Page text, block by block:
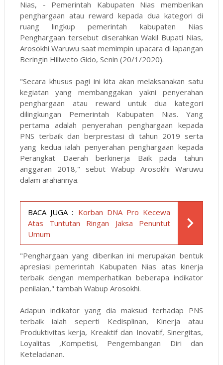
Nias, - Pemerintah Kabupaten Nias memberikan
penghargaan atau reward kepada dua kategori di
ruang lingkup pemerintah kabupaten Nias
Penghargaan tersebut diserahkan Wakil Bupati Nias,
Arosokhi Waruwu saat memimpin upacara di lapangan
Beringin Hiliweto Gido, Senin (20/1/2020).
"Secara khusus pagi ini kita akan melaksanakan satu
kegiatan yang membanggakan yakni penyerahan
penghargaan atau reward untuk dua kategori
dilingkungan Pemerintah Kabupaten Nias. Yang
pertama adalah penyerahan penghargaan kepada
PNS terbaik dan berprestasi di tahun 2019 serta
yang kedua ialah penyerahan penghargaan kepada
Perangkat Daerah berkinerja Baik pada tahun
anggaran 2018," sebut Wabup Arosokhi Waruwu
dalam arahannya.
BACA JUGA : Korban DNA Pro Kecewa
Atas Tuntutan Ringan Jaksa Penuntut
Umum
"Penghargaan yang diberikan ini merupakan bentuk
apresiasi pemerintah Kabupaten Nias atas kinerja
terbaik dengan memperhatikan beberapa indikator
penilaian," tambah Wabup Arosokhi.
Adapun indikator yang dia maksud terhadap PNS
terbaik ialah seperti Kedisplinan, Kinerja atau
Produktivitas kerja, Kreaktif dan Inovatif, Sinergitas,
Loyalitas ,Kompetisi, Pengembangan Diri dan
Keteladanan.